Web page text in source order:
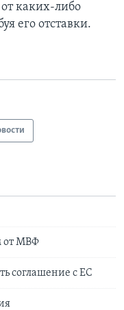
каких-либо
его отставки.
от МВФ
соглашение с ЕС